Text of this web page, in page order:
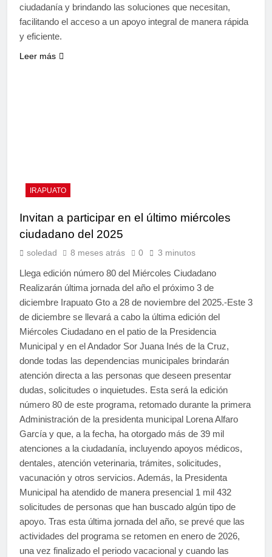
ciudadanía y brindando las soluciones que necesitan,
facilitando el acceso a un apoyo integral de manera rápida
y eficiente.
Leer más
IRAPUATO
Invitan a participar en el último miércoles
ciudadano del 2025
soledad 8 meses atrás 0 3 minutos
Llega edición número 80 del Miércoles Ciudadano
Realizarán última jornada del año el próximo 3 de
diciembre Irapuato Gto a 28 de noviembre del 2025.-Este 3
de diciembre se llevará a cabo la última edición del
Miércoles Ciudadano en el patio de la Presidencia
Municipal y en el Andador Sor Juana Inés de la Cruz,
donde todas las dependencias municipales brindarán
atención directa a las personas que deseen presentar
dudas, solicitudes o inquietudes. Esta será la edición
número 80 de este programa, retomado durante la primera
Administración de la presidenta municipal Lorena Alfaro
García y que, a la fecha, ha otorgado más de 39 mil
atenciones a la ciudadanía, incluyendo apoyos médicos,
dentales, atención veterinaria, trámites, solicitudes,
vacunación y otros servicios. Además, la Presidenta
Municipal ha atendido de manera presencial 1 mil 432
solicitudes de personas que han buscado algún tipo de
apoyo. Tras esta última jornada del año, se prevé que las
actividades del programa se retomen en enero de 2026,
una vez finalizado el periodo vacacional y cuando las